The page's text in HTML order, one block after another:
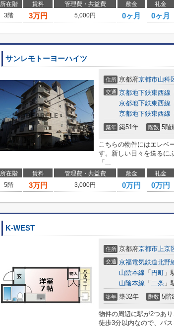
所在階 賃料 管理費・共益費 敷金 礼金
3階
3万円 5,000円 0ヶ月 0ヶ月
サンレモトーヨーハイツ
住所 京都府京都市山科
交通 京都地下鉄東西線
京都地下鉄東西線
京都地下鉄東西線
築年 築51年 階数 5階
こちらの物件にはエレベ
す。新しい日々を送るに
「...
所在階 賃料 管理費・共益費 敷金 礼金
5階
3万円 3,000円 0万円 0万円
K-WEST
住所 京都府京都市上京
交通 京福電気鉄道北野
山陰本線 「 円町 」
山陰本線 「 二条 」
築年 築32年 階数 5階
物件の周辺に駅が2つあ
徒歩3分以内なので、バ